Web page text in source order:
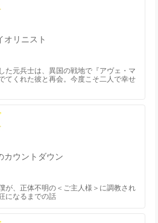
オリニスト
た元兵士は、異国の戦地で『アヴェ・マ
てくれた彼と再会。今度こそ二人で幸せ
カウントダウン
が、正体不明の＜ご主人様＞に調教され
になるまでの話